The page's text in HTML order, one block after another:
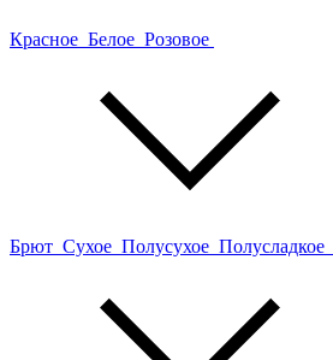
Красное Белое Розовое
Брют Сухое Полусухое Полусладкое